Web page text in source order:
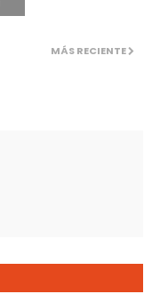
MÁS RECIENTE